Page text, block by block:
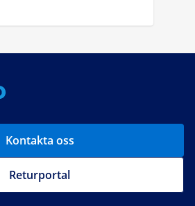
Kontakta oss
Returportal